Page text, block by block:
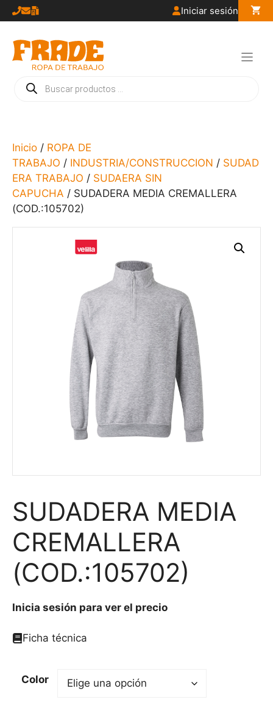
Saltar
al
contenido
Iniciar sesión
Búsqueda
de
Inicio / ROPA DE
TRABAJO / INDUSTRIA/CONSTRUCCION / SUDAD
ERA TRABAJO / SUDAERA SIN
CAPUCHA / SUDADERA MEDIA CREMALLERA
(COD.:105702)
SUDADERA MEDIA
CREMALLERA
(COD.:105702)
Inicia sesión para ver el precio
Ficha técnica
Color